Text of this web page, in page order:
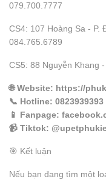
079.700.7777
CS4: 107 Hoàng Sa - P.
084.765.6789
CS5: 88 Nguyễn Khang
🌐Website: https://
📞 Hotline: 0823939393
📱 Fanpage:
📹 Tiktok:
🎯 Kết luận
Nếu bạn đang tìm một